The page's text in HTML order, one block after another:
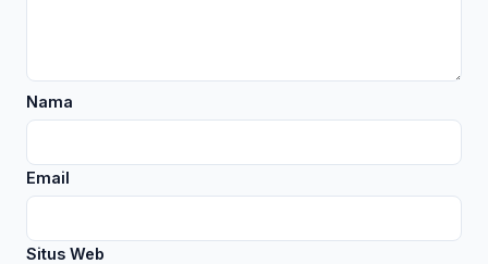
Nama
Email
Situs Web